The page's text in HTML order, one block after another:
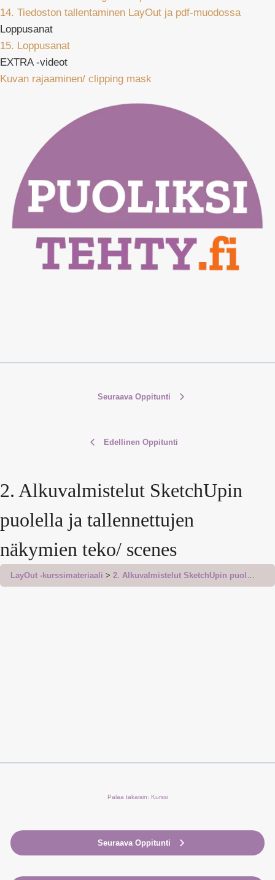
14. Tiedoston tallentaminen LayOut ja pdf-muodossa
Loppusanat
15. Loppusanat
EXTRA -videot
Kuvan rajaaminen/ clipping mask
Edellinen Oppitunti
Seuraava Oppitunti
2. Alkuvalmistelut SketchUpin
puolella ja tallennettujen
näkymien teko/ scenes
LayOut -kurssimateriaali 2. Alkuvalmistelut SketchUpin puolella ja tallennettujen näkymien teko/ scenes
Palaa takaisin: Kurssi
Seuraava Oppitunti